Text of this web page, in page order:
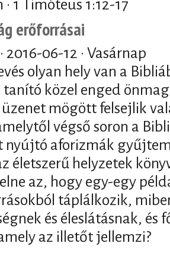
1 Timóteus 1:12-17
erőforrásai
2016-06-12 · Vasárnap
olyan hely van a
közel enged
mögött felsejlik
végső soron a
nyújtó aforizmák
életszerű helyzetek
az, hogy egy-egy
táplálkozik,
és éleslátásnak, és
az illetőt jellemzi?